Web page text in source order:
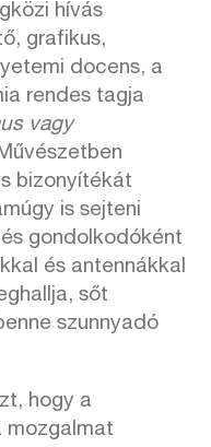
hívás
grafikus,
docens, a
rendes tagja
vagy
bizonyítékát
is sejteni
gondolkodóként
és antennákkal
sőt
szunnyadó
hogy a
mozgalmat